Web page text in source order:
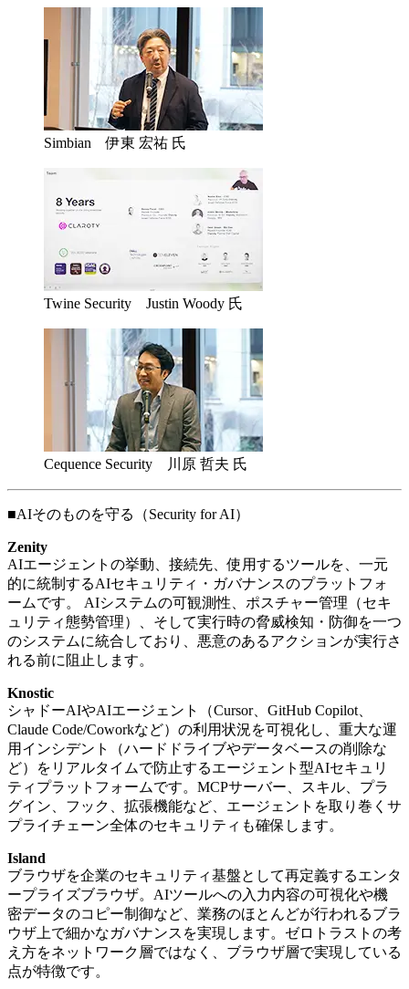
Simbian 伊東 宏祐 氏
Twine Security Justin Woody 氏
Cequence Security 川原 哲夫 氏
■AIそのものを守る（Security for AI）
Zenity
AIエージェントの挙動、接続先、使用するツールを、一元
的に統制するAIセキュリティ・ガバナンスのプラットフォ
ームです。 AIシステムの可観測性、ポスチャー管理（セキ
ュリティ態勢管理）、そして実行時の脅威検知・防御を一つ
のシステムに統合しており、悪意のあるアクションが実行さ
れる前に阻止します。
Knostic
シャドーAIやAIエージェント（Cursor、GitHub Copilot、
Claude Code/Coworkなど）の利用状況を可視化し、重大な運
用インシデント（ハードドライブやデータベースの削除な
ど）をリアルタイムで防止するエージェント型AIセキュリ
ティプラットフォームです。MCPサーバー、スキル、プラ
グイン、フック、拡張機能など、エージェントを取り巻くサ
プライチェーン全体のセキュリティも確保します。
Island
ブラウザを企業のセキュリティ基盤として再定義するエンタ
ープライズブラウザ。AIツールへの入力内容の可視化や機
密データのコピー制御など、業務のほとんどが行われるブラ
ウザ上で細かなガバナンスを実現します。ゼロトラストの考
え方をネットワーク層ではなく、ブラウザ層で実現している
点が特徴です。